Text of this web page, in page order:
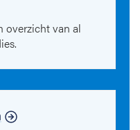
overzicht van al